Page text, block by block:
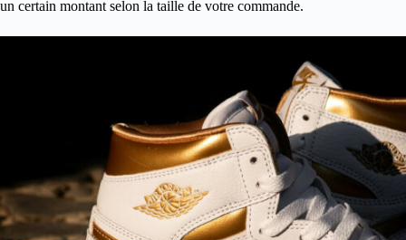
un certain montant selon la taille de votre commande.